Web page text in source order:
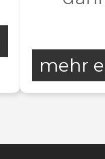
mehr